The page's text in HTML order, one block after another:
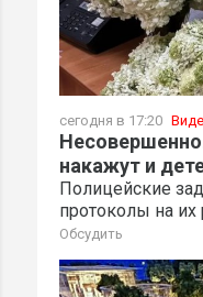
сегодня в 17:20
накажут и
Полицейские
протоколы на их
Обсудить